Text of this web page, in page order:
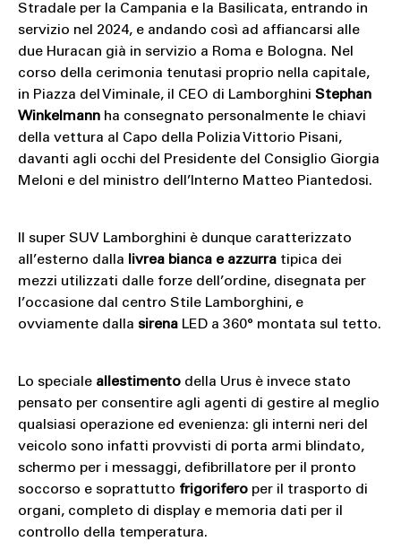
Stradale per la Campania e la Basilicata, entrando in
servizio nel 2024, e andando così ad affiancarsi alle
due Huracan già in servizio a Roma e Bologna. Nel
corso della cerimonia tenutasi proprio nella capitale,
in Piazza del Viminale, il CEO di Lamborghini Stephan
Winkelmannha consegnato personalmente le chiavi
della vettura al Capo della Polizia Vittorio Pisani,
davanti agli occhi del Presidente del Consiglio Giorgia
Meloni e del ministro dell’Interno Matteo Piantedosi.
Il super SUV Lamborghini è dunque caratterizzato
all’esterno dalla
livrea bianca e azzurratipica dei
mezzi utilizzati dalle forze dell’ordine, disegnata per
l’occasione dal centro Stile Lamborghini, e
ovviamente dalla sirenaLED a 360° montata sul tetto.
Lo speciale allestimentodella Urus è invece stato
pensato per consentire agli agenti di gestire al meglio
qualsiasi operazione ed evenienza: gli interni neri del
veicolo sono infatti provvisti di porta armi blindato,
schermo per i messaggi, defibrillatore per il pronto
soccorso e soprattutto frigoriferoper il trasporto di
organi, completo di display e memoria dati per il
controllo della temperatura.